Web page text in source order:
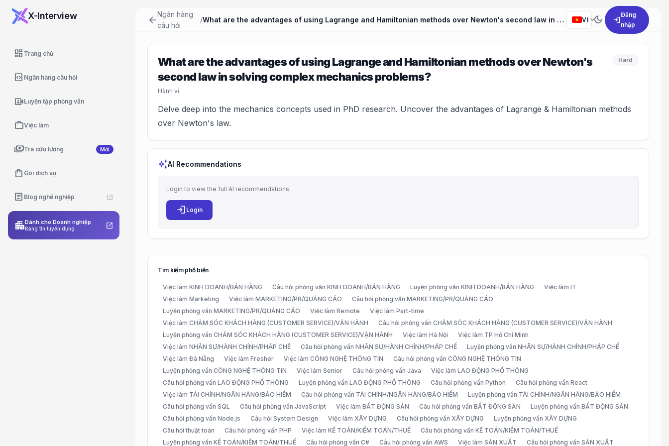
X-Interview
dashboard Trang chủ
code_blocks Ngân hàng câu hỏi
video_camera_frontLuyện tập phỏng vấn
workViệc làm
paymentsTra cứu lương Mới
shopping_bag Gói dịch vụ
article Blog nghề nghiệp open_in_new
apartmentDành cho Doanh nghiệp
Đăng tin tuyển dụng open_in_new
arrow_backNgân hàng
câu hỏi
/ What are the advantages of using Lagrange and Hamiltonian methods over Newton's second law in solving complex mechanics problems? VI expand_moredark_mode login
Đăng
nhập
What are the advantages of using Lagrange and Hamiltonian methods over Newton's
second law in solving complex mechanics problems?
Hành vi
Hard
Delve deep into the mechanics concepts used in PhD research. Uncover the advantages of Lagrange & Hamiltonian methods
over Newton's law.
auto_awesomeAI Recommendations
Login to view the full AI recommendations.
login Login
Tìm kiếm phổ biến
Việc làm KINH DOANH/BÁN HÀNG Câu hỏi phỏng vấn KINH DOANH/BÁN HÀNG Luyện phỏng vấn KINH DOANH/BÁN HÀNG
Việc làm IT
Việc làm Marketing
Việc làm MARKETING/PR/QUẢNG CÁO
Câu hỏi phỏng vấn MARKETING/PR/QUẢNG CÁO
Luyện phỏng vấn MARKETING/PR/QUẢNG CÁO
Việc làm Remote
Việc làm Part-time
Việc làm CHĂM SÓC KHÁCH HÀNG (CUSTOMER SERVICE)/VẬN HÀNH
Câu hỏi phỏng vấn CHĂM SÓC KHÁCH HÀNG (CUSTOMER SERVICE)/VẬN HÀNH
Luyện phỏng vấn CHĂM SÓC KHÁCH HÀNG (CUSTOMER SERVICE)/VẬN HÀNH
Việc làm Hà Nội
Việc làm TP Hồ Chí Minh
Việc làm NHÂN SỰ/HÀNH CHÍNH/PHÁP CHẾ
Câu hỏi phỏng vấn NHÂN SỰ/HÀNH CHÍNH/PHÁP CHẾ
Luyện phỏng vấn NHÂN SỰ/HÀNH CHÍNH/PHÁP CHẾ
Việc làm Đà Nẵng
Việc làm Fresher Việc làm CÔNG NGHỆ THÔNG TIN
Câu hỏi phỏng vấn CÔNG NGHỆ THÔNG TIN
Luyện phỏng vấn CÔNG NGHỆ THÔNG TIN
Việc làm Senior Câu hỏi phỏng vấn Java
Việc làm LAO ĐỘNG PHỔ THÔNG
Câu hỏi phỏng vấn LAO ĐỘNG PHỔ THÔNG
Luyện phỏng vấn LAO ĐỘNG PHỔ THÔNG Câu hỏi phỏng vấn Python
Câu hỏi phỏng vấn React
Việc làm TÀI CHÍNH/NGÂN HÀNG/BẢO HIỂM
Câu hỏi phỏng vấn TÀI CHÍNH/NGÂN HÀNG/BẢO HIỂM
Luyện phỏng vấn TÀI CHÍNH/NGÂN HÀNG/BẢO HIỂM
Câu hỏi phỏng vấn SQL
Câu hỏi phỏng vấn JavaScript Việc làm BẤT ĐỘNG SẢN Câu hỏi phỏng vấn BẤT ĐỘNG SẢN
Luyện phỏng vấn BẤT ĐỘNG SẢN
Câu hỏi phỏng vấn Node.js
Câu hỏi System Design Việc làm XÂY DỰNG Câu hỏi phỏng vấn XÂY DỰNG
Luyện phỏng vấn XÂY DỰNG
Câu hỏi thuật toán
Câu hỏi phỏng vấn PHP Việc làm KẾ TOÁN/KIỂM TOÁN/THUẾ
Câu hỏi phỏng vấn KẾ TOÁN/KIỂM TOÁN/THUẾ
Luyện phỏng vấn KẾ TOÁN/KIỂM TOÁN/THUẾ
Câu hỏi phỏng vấn C# Câu hỏi phỏng vấn AWS Việc làm SẢN XUẤT Câu hỏi phỏng vấn SẢN XUẤT